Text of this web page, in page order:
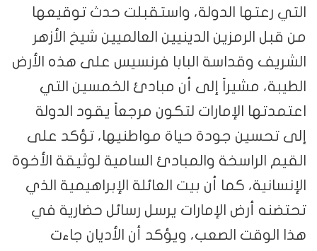
التي رعتها الدولة، واستقبلت حدث توقيعها
من قبل الرمزين الدينيين العالميين شيخ الأزهر
الشريف وقداسة البابا فرنسيس على هذه الأرض
الطيبة، مشيراً إلى أن مبادئ الخمسين التي
اعتمدتها الإمارات لتكون مرجعاً يقود الدولة
إلى تحسين جودة حياة مواطنيها، تؤكد على
القيم الراسخة والمبادئ السامية لوثيقة الأخوة
الإنسانية، كما أن بيت العائلة الإبراهيمية الذي
تحتضنه أرض الإمارات يرسل رسائل حضارية في
هذا الوقت الصعب، ويؤكد أن الأديان جاءت